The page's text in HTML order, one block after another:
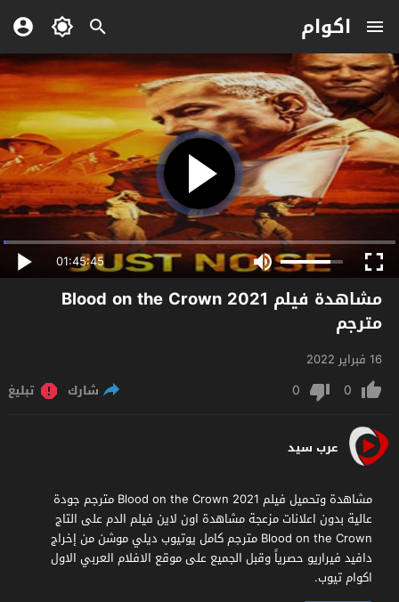
اكوام
01:45:45
مشاهدة فيلم Blood on the Crown 2021
مترجم
16 فبراير 2022
0
0 شارك تبليغ
عرب سيد
مشاهدة وتحميل فيلم Blood on the Crown 2021 مترجم جودة
عالية بدون اعلانات مزعجة مشاهدة اون لاين فيلم الدم على التاج
Blood on the Crown مترجم كامل يوتيوب ديلي موشن من إخراج
دافيد فيراريو حصرياً وقبل الجميع على موقع الافلام العربي الاول
اكوام تيوب.